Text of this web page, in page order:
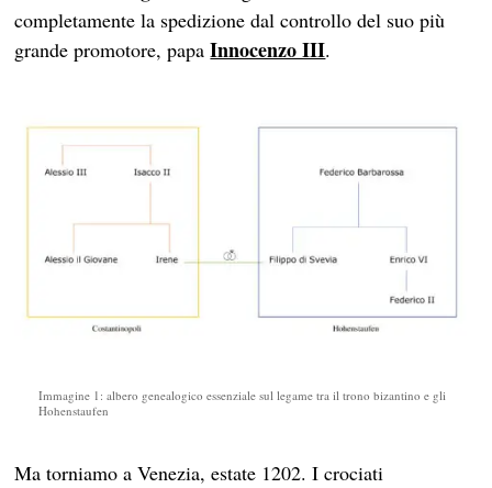
completamente la spedizione dal controllo del suo più
grande promotore, papaInnocenzo III.
Immagine 1: albero genealogico essenziale sul legame tra il trono bizantino e gli
Hohenstaufen
Ma torniamo a Venezia, estate 1202. I crociati